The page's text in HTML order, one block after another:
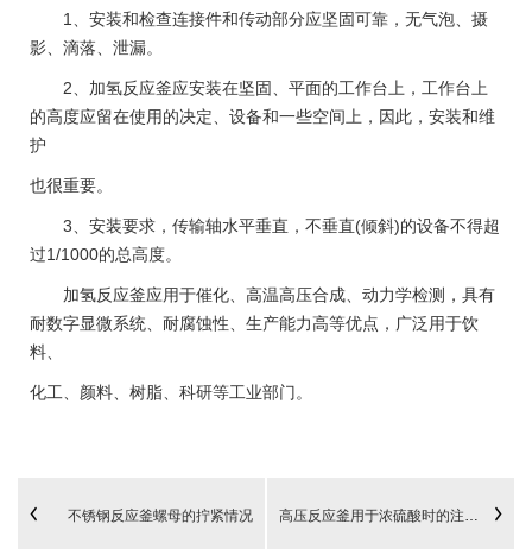
1、安装和检查连接件和传动部分应坚固可靠，无气泡、摄
影、滴落、泄漏。
2、加氢反应釜应安装在坚固、平面的工作台上，工作台上
的高度应留在使用的决定、设备和一些空间上，因此，安装和维
护
也很重要。
3、安装要求，传输轴水平垂直，不垂直(倾斜)的设备不得超
过1/1000的总高度。
加氢反应釜应用于催化、高温高压合成、动力学检测，具有
耐数字显微系统、耐腐蚀性、生产能力高等优点，广泛用于饮
料、
化工、颜料、树脂、科研等工业部门。
不锈钢反应釜螺母的拧紧情况 高压反应釜用于浓硫酸时的注意事项